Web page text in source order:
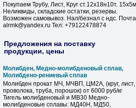
Покупаем Трубу, Лист, Круг ст.12х18н10т.
Неликвиды, складские остатки, резервы.
Возможен самовывоз. Нал/безнал с ндс.
alrmk@yandex.ru Тел: +79122478874
Предложения на поставку
продукции, цены
Молибден, Медно-молибденовый сплав,
Молибдено-рениевый сплав
Молибден прокат МЧ, МЧВП, ЦМ2А, (круг, лист,
проволока, труба, порошок) от 6000 руб/кг
Тигель молибденовый и МВ30 Медно-
молибденовые сплавы: МД40Н, МД50,